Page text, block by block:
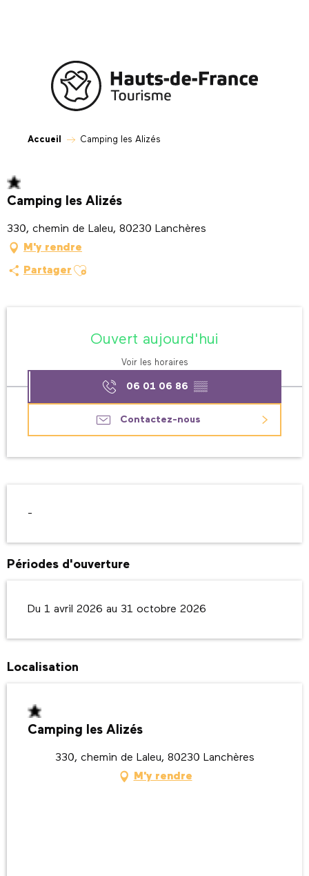
Accueil Camping les Alizés
Camping les Alizés
330, chemin de Laleu, 80230 Lanchères
M'y rendre
Partager Ajouter aux favoris
Ouvert aujourd'hui
Voir les horaires
06 01 06 86 ▒▒
Contactez-nous
-
Périodes d'ouverture
Du 1 avril 2026 au 31 octobre 2026
Localisation
Camping les Alizés
330, chemin de Laleu, 80230 Lanchères
M'y rendre